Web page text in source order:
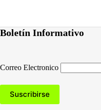
Boletín Informativo
Correo Electronico